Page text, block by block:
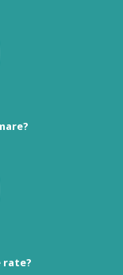
rate?